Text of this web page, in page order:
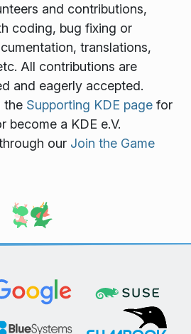
and contributions,
coding, bug fixing or
translations,
All contributions are
and eagerly accepted.
the Supporting KDE pagefor
become a KDE e.V.
our Join the Game